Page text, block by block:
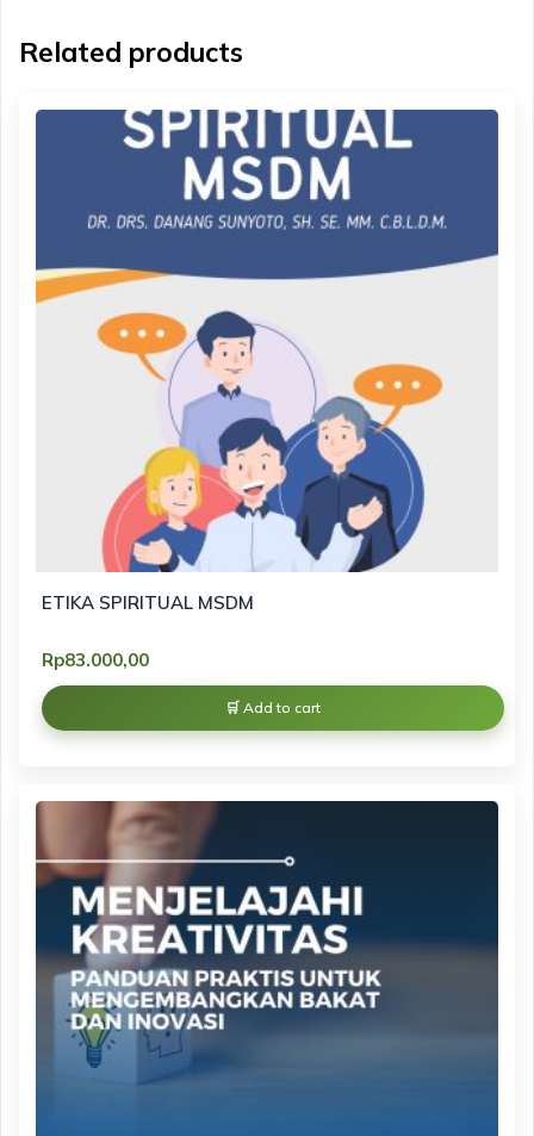
Related products
ETIKA SPIRITUAL MSDM
Rp83.000,00
Add to cart